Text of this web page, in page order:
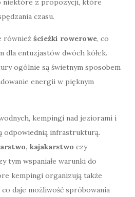
niektóre z propozycji, które
czasu.
również ścieżki rowerowe, co
dla entuzjastów dwóch kółek.
ogólnie są świetnym sposobem
energii w pięknym
kempingi nad jeziorami i
odpowiednią infrastrukturą.
kajakarstwo czy
tym wspaniałe warunki do
kempingi organizują także
daje możliwość spróbowania